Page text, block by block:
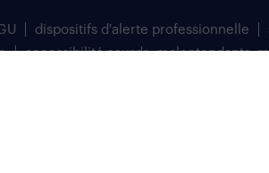
dispositifs d'alerte professionnelle
accessibilité sourds, malentendants,